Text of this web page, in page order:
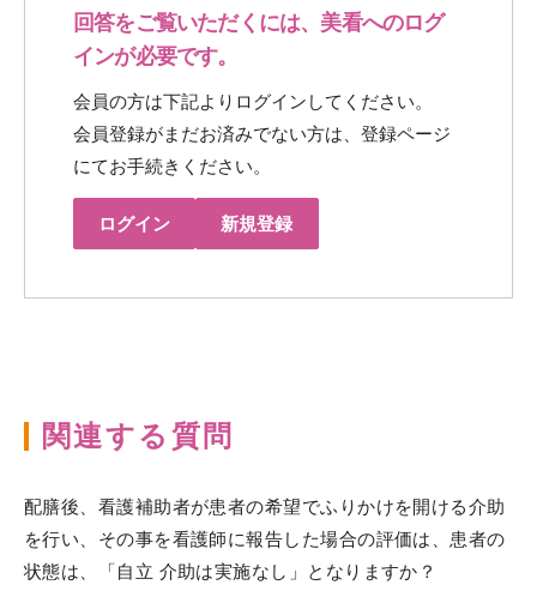
回答をご覧いただくには、美看へのログ
インが必要です。
会員の方は下記よりログインしてください。
会員登録がまだお済みでない方は、登録ページ
にてお手続きください。
ログイン 新規登録
関連する質問
配膳後、看護補助者が患者の希望でふりかけを開ける介助
を行い、その事を看護師に報告した場合の評価は、患者の
状態は、「自立 介助は実施なし」となりますか？